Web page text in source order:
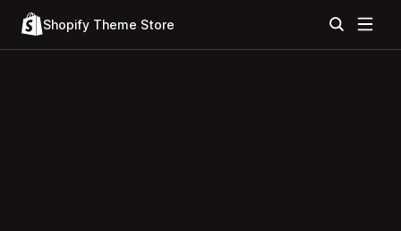
Shopify Theme Store